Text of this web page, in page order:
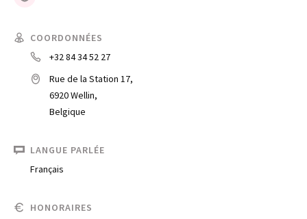
COORDONNÉES
+32 84 34 52 27
Rue de la Station 17,
6920 Wellin,
Belgique
LANGUE PARLÉE
Français
HONORAIRES